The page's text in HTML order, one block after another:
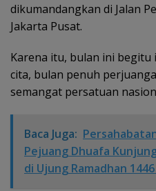
dikumandangkan di Jalan
Jakarta Pusat.
Karena itu, bulan ini
cita, bulan penuh
semangat persatuan
Baca Juga:
Pejuang Dhuafa
di Ujung Ramadhan 1446